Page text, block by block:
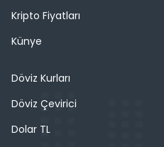
Kripto Fiyatları
Künye
Döviz Kurları
Döviz Çevirici
Dolar TL